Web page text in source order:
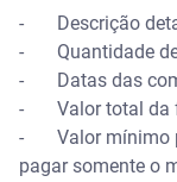
- Descrição
- Quantidade de
- Datas das
- Valor total da
- Valor mínimo
pagar somente o